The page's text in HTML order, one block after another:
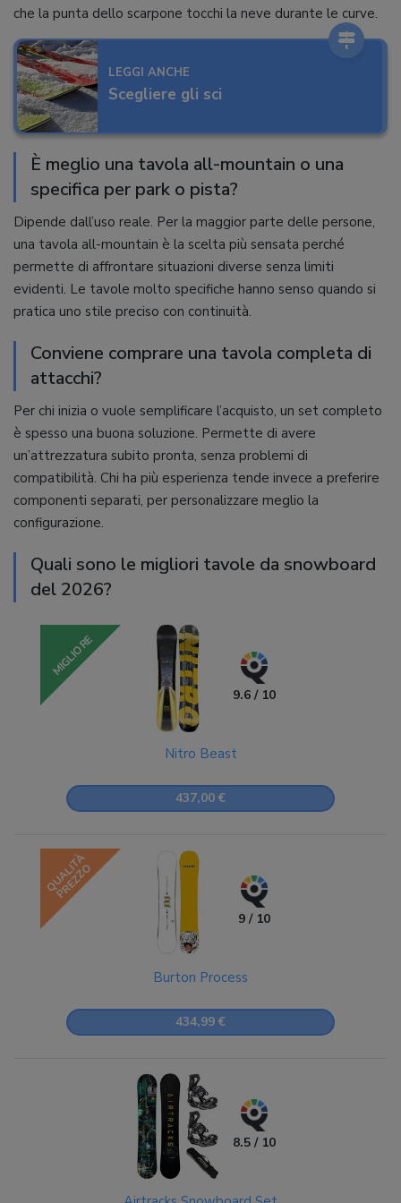
che la punta dello scarpone tocchi la neve durante le curve.
LEGGI ANCHE
Scegliere gli sci
È meglio una tavola all-mountain o una
specifica per park o pista?
Dipende dall’uso reale. Per la maggior parte delle persone,
una tavola all-mountain è la scelta più sensata perché
permette di affrontare situazioni diverse senza limiti
evidenti. Le tavole molto specifiche hanno senso quando si
pratica uno stile preciso con continuità.
Conviene comprare una tavola completa di
attacchi?
Per chi inizia o vuole semplificare l’acquisto, un set completo
è spesso una buona soluzione. Permette di avere
un’attrezzatura subito pronta, senza problemi di
compatibilità. Chi ha più esperienza tende invece a preferire
componenti separati, per personalizzare meglio la
configurazione.
Quali sono le migliori tavole da snowboard
del 2026?
MIGLIORE
9.6 / 10
Nitro Beast
437,00 €
QUALITÀ
PREZZO
9 / 10
Burton Process
434,99 €
8.5 / 10